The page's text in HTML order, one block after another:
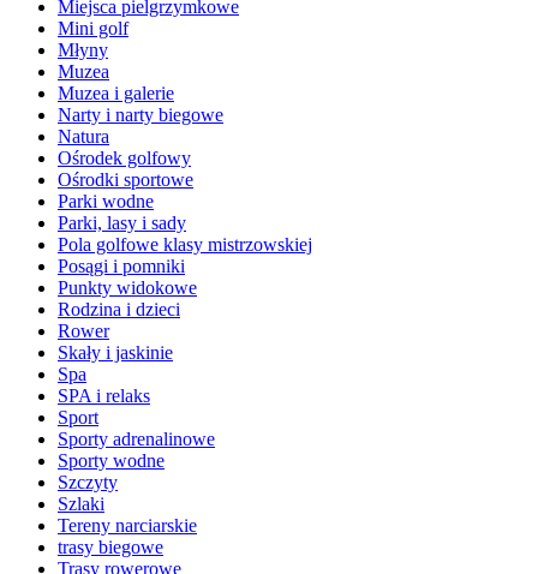
Miejsca pielgrzymkowe
Mini golf
Młyny
Muzea
Muzea i galerie
Narty i narty biegowe
Natura
Ośrodek golfowy
Ośrodki sportowe
Parki wodne
Parki, lasy i sady
Pola golfowe klasy mistrzowskiej
Posągi i pomniki
Punkty widokowe
Rodzina i dzieci
Rower
Skały i jaskinie
Spa
SPA i relaks
Sport
Sporty adrenalinowe
Sporty wodne
Szczyty
Szlaki
Tereny narciarskie
trasy biegowe
Trasy rowerowe